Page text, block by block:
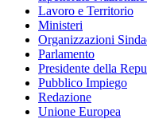
Lavoro e Territorio
Ministeri
Organizzazioni
Parlamento
Presidente della
Pubblico Impiego
Redazione
Unione Europea